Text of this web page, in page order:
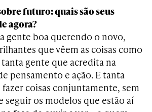
futuro: quais são seus
agora?
gente boa querendo o novo,
que vêem as coisas como
gente que acredita na
pensamento e ação. E tanta
coisas conjuntamente, sem
seguir os modelos que estão aí